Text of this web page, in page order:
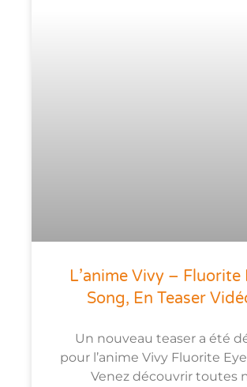
L’anime Vivy – Fluorite
Song, En Teaser
Un nouveau teaser a été
pour l’anime Vivy Fluorite
Venez découvrir toutes